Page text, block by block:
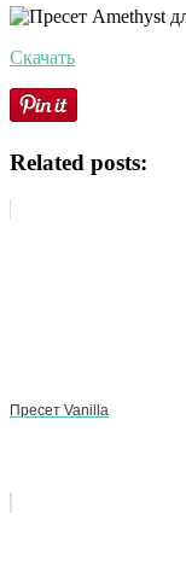
Скачать
Related posts:
Пресет Vanilla